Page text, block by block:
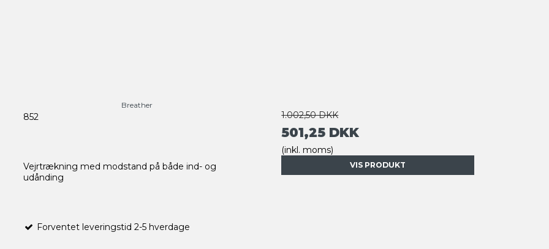
Breather
852
Vejrtrækning med modstand på både ind- og
udånding
Forventet leveringstid 2-5 hverdage
1.002,50 DKK
501,25 DKK
(inkl. moms)
VIS PRODUKT